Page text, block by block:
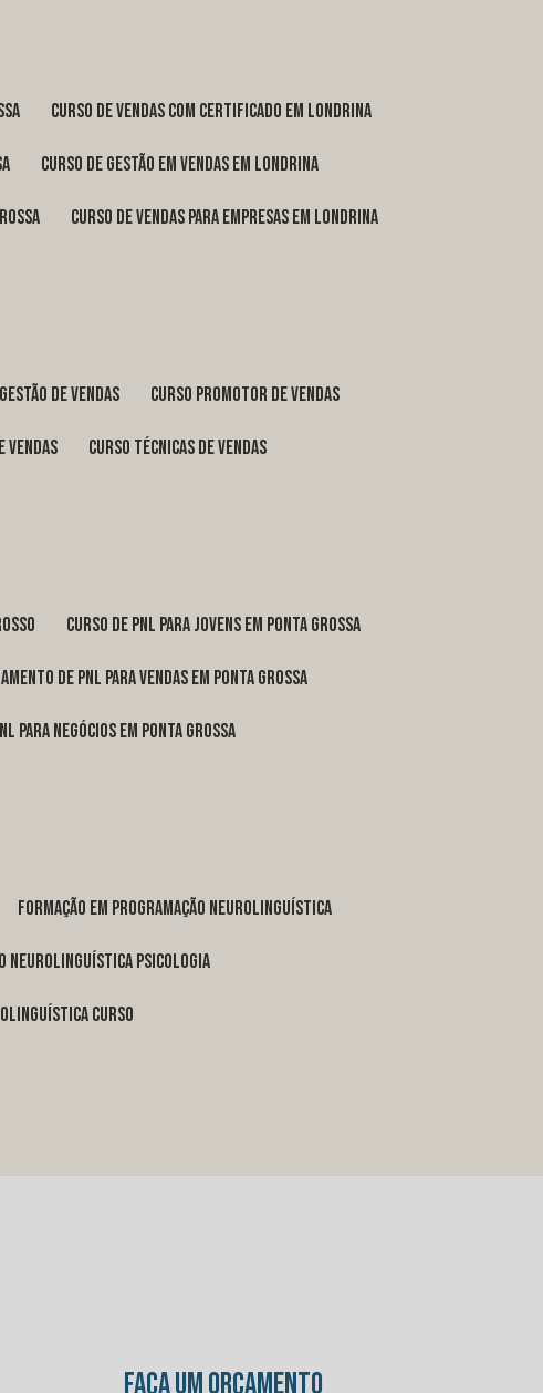
curso de vendas com certificado em Londrina
curso de gestão em vendas em Londrina
curso de vendas para empresas em Londrina
de vendas curso promotor de vendas
vendas curso técnicas de vendas
curso de pnl para jovens em Ponta Grossa
de pnl para vendas em Ponta Grossa
para negócios em Ponta Grossa
formação em programação neurolinguística
neurolinguística psicologia
curso
FAÇA UM ORÇAMENTO